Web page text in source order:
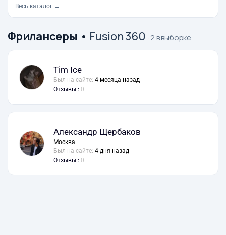
Весь каталог →
Фрилансеры • Fusion 360 · 2 в выборке
Tim Ice
Был на сайте: 4 месяца назад
Отзывы : 0
Александр Щербаков
Москва
Был на сайте: 4 дня назад
Отзывы : 0